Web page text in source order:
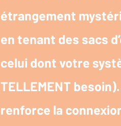
étrangement
en tenant des sacs
celui dont votre
TELLEMENT
renforce la